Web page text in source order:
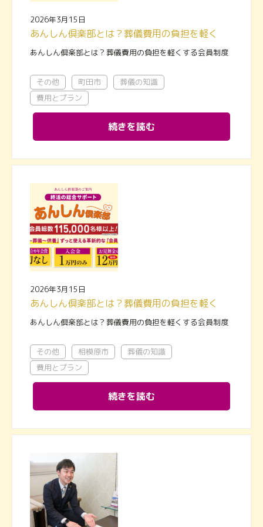
2026年3月15日
あんしん倶楽部とは？葬儀費用の負担を軽くする会員制度
その他 町田市
葬儀の知識
費用とプラン
続きを読む
2026年3月15日
あんしん倶楽部とは？葬儀費用の負担を軽くする会員制度
その他 相模原市
葬儀の知識
費用とプラン
続きを読む